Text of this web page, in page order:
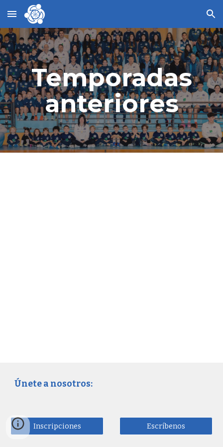
Skip to main content Skip to navigation
Temporadas
anteriores
Únete a nosotros:
Inscripciones Escríbenos